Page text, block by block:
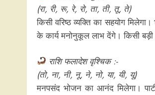
(रा, री, रू, रे, रो, ता, ती, तू, ते)
किसी वरिष्ठ व्यक्ति का सहयोग
के कार्य मनोनुकूल लाभ देंगे। किसी बड़ी
राशि फलादेश वृश्चिक :-
(तो, ना, नी, नू, ने, नो, या, यी, यू)
मनपसंद भोजन का आनंद मिलेगा।